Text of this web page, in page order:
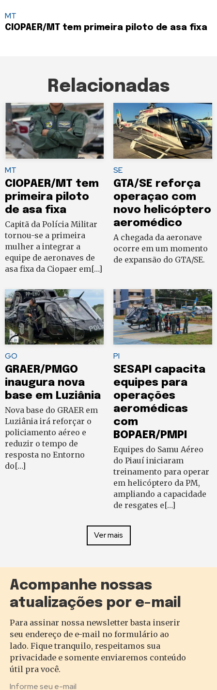
MT
CIOPAER/MT tem primeira piloto de asa fixa
Relacionadas
MT
CIOPAER/MT tem
primeira piloto
de asa fixa
Capitã da Polícia Militar
tornou-se a primeira
mulher a integrar a
equipe de aeronaves de
asa fixa da Ciopaer em[…]
SE
GTA/SE reforça
operaçao com
novo helicóptero
aeromédico
A chegada da aeronave
ocorre em um momento
de expansão do GTA/SE.
GO
GRAER/PMGO
inaugura nova
base em Luziânia
Nova base do GRAER em
Luziânia irá reforçar o
policiamento aéreo e
reduzir o tempo de
resposta no Entorno
do[…]
PI
SESAPI capacita
equipes para
operações
aeromédicas
com
BOPAER/PMPI
Equipes do Samu Aéreo
do Piauí iniciaram
treinamento para operar
em helicóptero da PM,
ampliando a capacidade
de resgates e[…]
Ver mais
Acompanhe nossas
atualizações por e-mail
Para assinar nossa newsletter basta inserir
seu endereço de e-mail no formulário ao
lado. Fique tranquilo, respeitamos sua
privacidade e somente enviaremos conteúdo
útil pra você.
Informe seu e-mail